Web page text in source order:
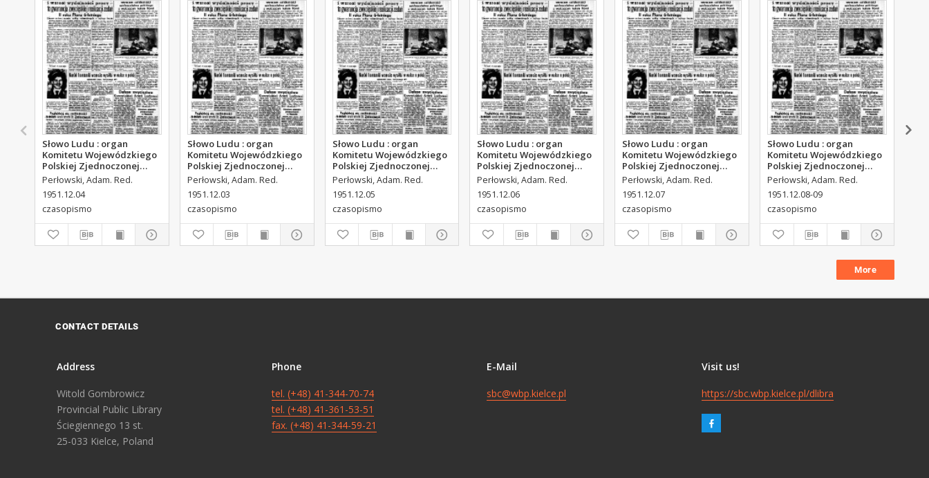
Słowo Ludu : organ
Komitetu Wojewódzkiego
Polskiej Zjednoczonej
Partii Robotniczej, 1951,
R.3, nr 313
Perłowski, Adam. Red.
1951.12.04
czasopismo
Słowo Ludu : organ
Komitetu Wojewódzkiego
Polskiej Zjednoczonej
Partii Robotniczej, 1951,
R.3, nr 312
Perłowski, Adam. Red.
1951.12.03
czasopismo
Słowo Ludu : organ
Komitetu Wojewódzkiego
Polskiej Zjednoczonej
Partii Robotniczej, 1951,
R.3, nr 314
Perłowski, Adam. Red.
1951.12.05
czasopismo
Słowo Ludu : organ
Komitetu Wojewódzkiego
Polskiej Zjednoczonej
Partii Robotniczej, 1951,
R.3, nr 315
Perłowski, Adam. Red.
1951.12.06
czasopismo
Słowo Ludu : organ
Komitetu Wojewódzkiego
Polskiej Zjednoczonej
Partii Robotniczej, 1951,
R.3, nr 316
Perłowski, Adam. Red.
1951.12.07
czasopismo
Słowo Ludu : organ
Komitetu Wojewódzkiego
Polskiej Zjednoczonej
Partii Robotniczej, 1951,
R.3, nr 317
Perłowski, Adam. Red.
1951.12.08-09
czasopismo
More
CONTACT DETAILS
Address
Witold Gombrowicz
Provincial Public Library
Ściegiennego 13 st.
25-033 Kielce, Poland
Phone
tel. (+48) 41-344-70-74
tel. (+48) 41-361-53-51
fax. (+48) 41-344-59-21
E-Mail
sbc@wbp.kielce.pl
Visit us!
https://sbc.wbp.kielce.pl/dlibra